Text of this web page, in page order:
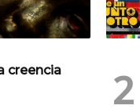
creencia